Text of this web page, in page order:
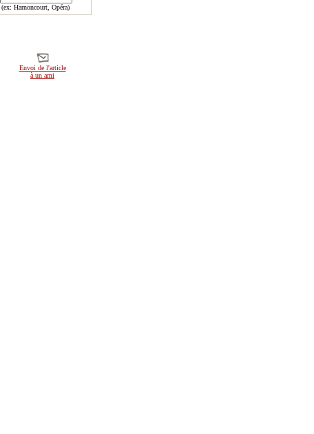
(ex: Harnoncourt, Opéra)
Envoi de l'article
à un ami